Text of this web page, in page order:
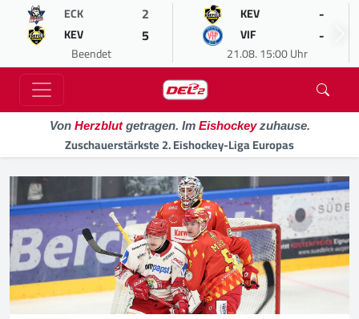
ECK 2
KEV 5
Beendet
KEV -
VIF -
21.08. 15:00 Uhr
Von Herzblutgetragen. Im Eishockeyzuhause.
Zuschauerstärkste 2. Eishockey-Liga Europas